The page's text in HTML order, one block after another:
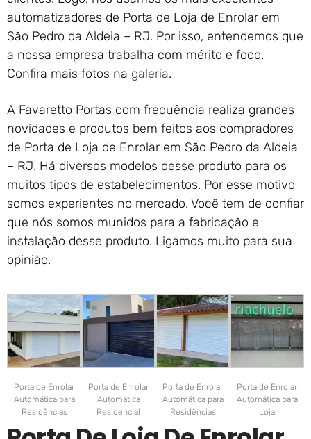
Portão de Garagem de
Enrolar em Nova Friburgo –
RJ
automatizadores de Porta de Loja de Enrolar em
São Pedro da Aldeia – RJ. Por isso, entendemos que
a nossa empresa trabalha com mérito e foco.
Confira mais fotos na galeria.
A Favaretto Portas com frequência realiza grandes
novidades e produtos bem feitos aos compradores
de Porta de Loja de Enrolar em São Pedro da Aldeia
– RJ. Há diversos modelos desse produto para os
muitos tipos de estabelecimentos. Por esse motivo
somos experientes no mercado. Você tem de confiar
que nós somos munidos para a fabricação e
instalação desse produto. Ligamos muito para sua
opinião.
Porta de Enrolar
Automática para
Residências
Porta de Enrolar
Automática
Residencial
Porta de Enrolar
Automática para
Residências
Porta de Enrolar
Automática para
Loja